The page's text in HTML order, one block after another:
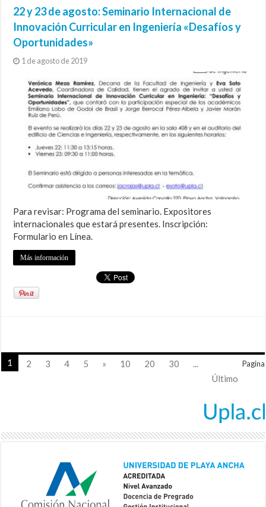
22 y 23 de agosto: Seminario Internacional de
Innovación Curricular en Ingeniería «Desafíos y
Oportunidades»
1 de agosto de 2019
Para revisar: Programa del seminario. Expositores
internacionales que estará presentes. Inscripción:
Formulario en Línea.
Más información
Pagina
1 2 3 4 5 » 10 20 30
...
Último